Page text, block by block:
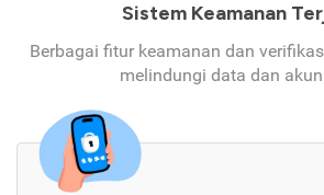
Sistem Keamanan
Berbagai fitur keamanan dan
melindungi data dan